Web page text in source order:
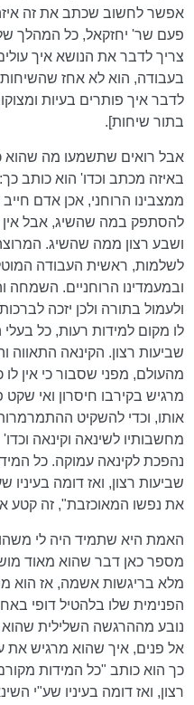
אפשר לחשוב שכתב את זה איזה
פעם שר' יחזקאל, כל המהלך
צריך לדבר את הנושא איך
בעבודה, הוא לא אחז
לדבר איך פותרים בעיות
בתור שיחות].
אבל רואים שתשמעו מה שהוא
באיזה מכתב וכדו' הוא כותב
ממצבינו הרוחני, אכן אדם
להסתפק במה שהשיג, אבל אין
ושבע רצון ממה שהשיג.
לשלמות, ראשית העבודה
ובמעמדינו הרוחניים. השמחה
ולעמול בתורה ולכן יזכה
לו מקום למידות רעות, כל
שביעות רצון. הקינאה התאווה
מהעולם, מפני שסבור כי אין
מרגיש בקירבו חיסרון ואי שקט
אותו, וכדי להשקיט
מחשבותיו לשינאה וקינאה
נהפכת לקינאה עמוקה. כל
שביעות רצון, ואז דומה בעיניו
את נפשו המאוכזבת", זה קטע
האמת היא שתמיד היה לי
מספר כאן דבר שהוא מאוד
מלא בריגשות אשמה, אז הוא
הפנימית שלו בלהטיל דופי
נובע מההרגשה השלילית
אל פנים, איך שהוא מרגיש את
כך הוא כותב "כל המידות
רצון, ואז דומה בעיניו שע"י